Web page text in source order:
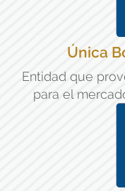
Única
Entidad que
para el